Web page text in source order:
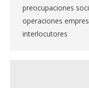
preocupaciones
operaciones
interlocutores